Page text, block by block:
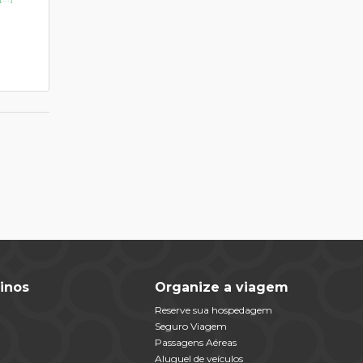
Organize a viagem
Reserve sua hospedagem
Seguro Viagem
Passagens Aéreas
Aluguel de veículos